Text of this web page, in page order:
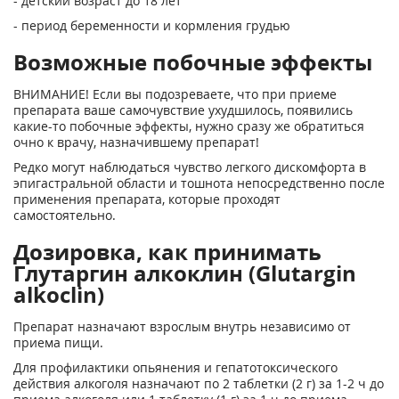
- период беременности и кормления грудью
Возможные побочные эффекты
ВНИМАНИЕ! Если вы подозреваете, что при приеме
препарата ваше самочувствие ухудшилось, появились
какие-то побочные эффекты, нужно сразу же обратиться
очно к врачу, назначившему препарат!
Редко могут наблюдаться чувство легкого дискомфорта в
эпигастральной области и тошнота непосредственно после
применения препарата, которые проходят
самостоятельно.
Дозировка, как принимать
Глутаргин алкоклин (Glutargin
alkoclin)
Препарат назначают взрослым внутрь независимо от
приема пищи.
Для профилактики опьянения и гепатотоксического
действия алкоголя назначают по 2 таблетки (2 г) за 1-2 ч до